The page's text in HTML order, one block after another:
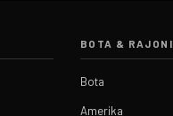
BOTA & RAJONI
Bota
Amerika